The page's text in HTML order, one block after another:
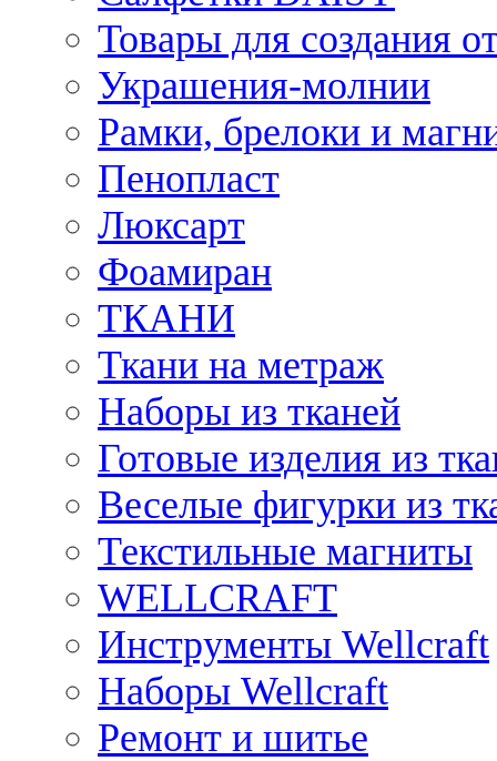
Товары для создания
Украшения-молнии
Рамки, брелоки и
Пенопласт
Люксарт
Фоамиран
ТКАНИ
Ткани на метраж
Наборы из тканей
Готовые изделия из
Веселые фигурки из
Текстильные магниты
WELLCRAFT
Инструменты Wellcraft
Наборы Wellcraft
Ремонт и шитье